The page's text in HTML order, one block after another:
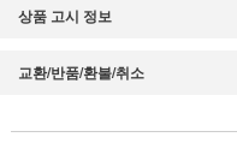
상품 고시 정보
교환/반품/환불/취소